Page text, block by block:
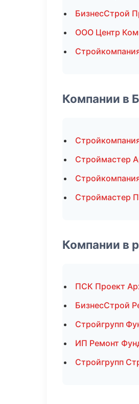
БизнесСтрой
ООО Центр
Компании в
Строймастер
Строймастер
Компании в
ПСК Проект
БизнесСтрой
Стройгрупп
ИП Ремонт
Стройгрупп